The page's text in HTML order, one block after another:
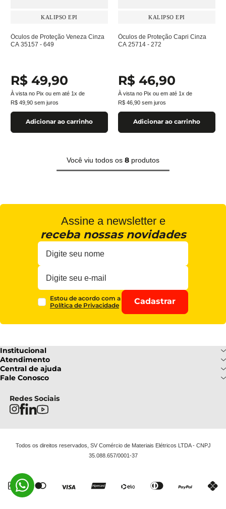
KALIPSO EPI
Óculos de Proteção Veneza Cinza
CA 35157 - 649
R$ 49,90
À vista no Pix ou em até 1x de
R$ 49 90 sem juros
Adicionar ao carrinho
KALIPSO EPI
Óculos de Proteção Capri Cinza
CA 25714 - 272
R$ 46,90
À vista no Pix ou em até 1x de
R$ 46 90 sem juros
Adicionar ao carrinho
Você viu todos os 8 produtos
Assine a newsletter e
receba nossas novidades
Estou de acordo com a
Política de Privacidade
Cadastrar
Institucional
Sobre Nós
Nossas Lojas
Privacidade e Segurança
Termos e Condições
Atendimento
Formas de pagamento
Regulamentos
Central de ajuda
Fale Conosco
Frete e Entrega
Troca e Devoluções
Fale Conosco
(085) 3214-7900
Segunda a Sexta: 08h as 18h | Sábado
: 08h ás 12h
Redes Sociais
Todos os direitos reservados, SV Comércio de Materiais Elétricos LTDA - CNPJ
35.088.657/0001-37